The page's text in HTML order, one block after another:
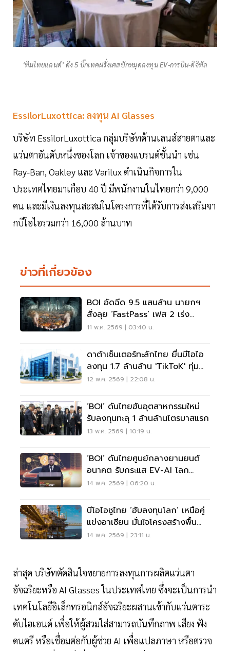
‘ทีมไทยแลนด์’ ดึง 5 บิ๊กเทคฝรั่งเศสปักหมุดลงทุน EV-การบิน-ดิจิทัล
EssilorLuxottica: ลงทุน AI Glasses
บริษัท EssilorLuxottica กลุ่มบริษัทด้านเลนส์สายตาและ
แว่นตาอันดับหนึ่งของโลก เจ้าของแบรนด์ชั้นนำ เช่น
Ray-Ban, Oakley และ Varilux ดำเนินกิจการใน
ประเทศไทยมาเกือบ 40 ปี มีพนักงานในไทยกว่า 9,000
คน และมีเงินลงทุนสะสมในโครงการที่ได้รับการส่งเสริมจา
กบีโอไอรวมกว่า 16,000 ล้านบาท
ข่าวที่เกี่ยวข้อง
BOI อัดฉีด 9.5 แสนล้าน นายกฯ
สั่งลุย ‘FastPass’ เฟส 2 เร่ง
เครื่องลงทุนอุตสาหกรรมอนาคต
11 พ.ค. 2569 | 03:40 น.
ดาต้าเซ็นเตอร์ทะลักไทย ยื่นบีโอไอ
ลงทุน 1.7 ล้านล้าน 'TikToK' ทุ่ม
ครั้งใหญ่ อี-คอมเมิร์ซผวาเสีย
12 พ.ค. 2569 | 22:08 น.
‘BOI’ ดันไทยฮับอุตสาหกรรมใหม่
รับลงทุนทะลุ 1 ล้านล้านไตรมาสแรก
13 พ.ค. 2569 | 10:19 น.
‘BOI’ ดันไทยศูนย์กลางยานยนต์
อนาคต รับกระแส EV-AI โลก
เปลี่ยน
14 พ.ค. 2569 | 06:20 น.
บีโอไอชูไทย ’ฮับลงทุนโลก’ เหนือคู่
แข่งอาเซียน มั่นใจโครงสร้างพื้น
ฐานพร้อม
14 พ.ค. 2569 | 23:11 น.
ล่าสุด บริษัทตัดสินใจขยายการลงทุนการผลิตแว่นตา
อัจฉริยะหรือ AI Glasses ในประเทศไทย ซึ่งจะเป็นการนำ
เทคโนโลยีอิเล็กทรอนิกส์อัจฉริยะผสานเข้ากับแว่นตาระ
ดับไฮเอนด์ เพื่อให้ผู้สวมใส่สามารถบันทึกภาพ เสียง ฟัง
ดนตรี หรือเชื่อมต่อกับผู้ช่วย AI เพื่อแปลภาษา หรือตรวจ